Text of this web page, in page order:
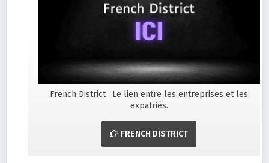
French District : Le lien entre les entreprises et les
expatriés.
FRENCH DISTRICT